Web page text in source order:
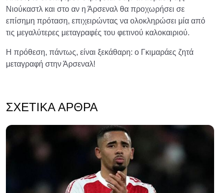
Νιούκαστλ και στο αν η Άρσεναλ θα προχωρήσει σε
επίσημη πρόταση, επιχειρώντας να ολοκληρώσει μία από
τις μεγαλύτερες μεταγραφές του φετινού καλοκαιριού.
Η πρόθεση, πάντως, είναι ξεκάθαρη: ο Γκιμαράες ζητά
μεταγραφή στην Άρσεναλ!
ΣΧΕΤΙΚΆ ΆΡΘΡΑ